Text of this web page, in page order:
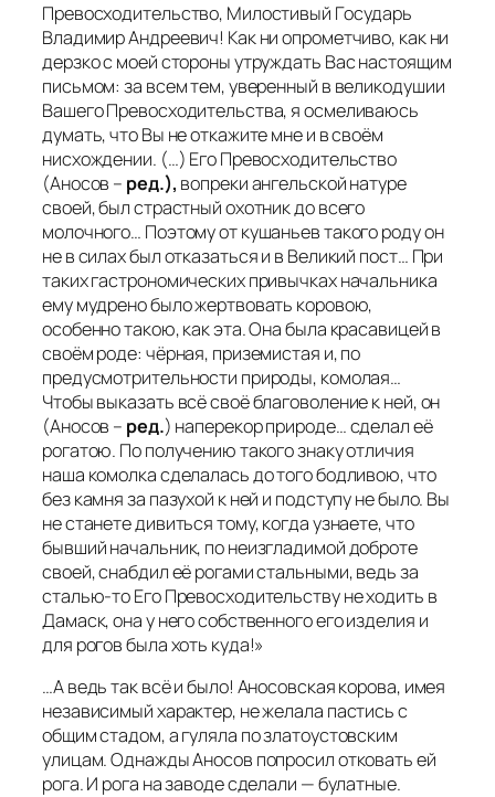
Превосходительство, Милостивый Государь
Владимир Андреевич! Как ни опрометчиво, как ни
дерзко с моей стороны утруждать Вас настоящим
письмом: за всем тем, уверенный в великодушии
Вашего Превосходительства, я осмеливаюсь
думать, что Вы не откажите мне и в своём
нисхождении. (…) Его Превосходительство
(Аносов – ред.), вопреки ангельской натуре
своей, был страстный охотник до всего
молочного… Поэтому от кушаньев такого роду он
не в силах был отказаться и в Великий пост… При
таких гастрономических привычках начальника
ему мудрено было жертвовать коровою,
особенно такою, как эта. Она была красавицей в
своём роде: чёрная, приземистая и, по
предусмотрительности природы, комолая…
Чтобы выказать всё своё благоволение к ней, он
(Аносов – ред.) наперекор природе… сделал её
рогатою. По получению такого знаку отличия
наша комолка сделалась до того бодливою, что
без камня за пазухой к ней и подступу не было. Вы
не станете дивиться тому, когда узнаете, что
бывший начальник, по неизгладимой доброте
своей, снабдил её рогами стальными, ведь за
сталью-то Его Превосходительству не ходить в
Дамаск, она у него собственного его изделия и
для рогов была хоть куда!»
…А ведь так всё и было! Аносовская корова, имея
независимый характер, не желала пастись с
общим стадом, а гуляла по златоустовским
улицам. Однажды Аносов попросил отковать ей
рога. И рога на заводе сделали — булатные.